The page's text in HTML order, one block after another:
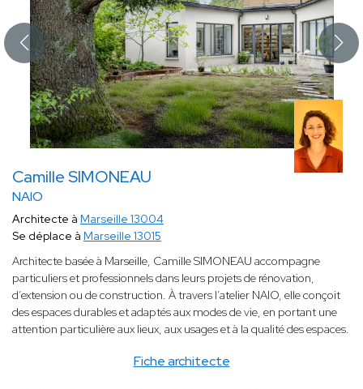
Camille SIMONEAU
NAIO
Fiche architecte
Architecte à Marseille 13004
Se déplace à Marseille 13015
Architecte basée à Marseille, Camille SIMONEAU accompagne
particuliers et professionnels dans leurs projets de rénovation,
d’extension ou de construction. À travers l’atelier NAIO, elle conçoit
des espaces durables et adaptés aux modes de vie, en portant une
attention particulière aux lieux, aux usages et à la qualité des espaces.